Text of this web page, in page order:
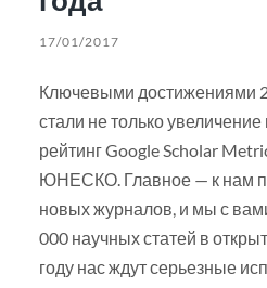
17/01/2017
Ключевыми достижениями
стали не только
рейтинг Google Scholar
ЮНЕСКО. Главное — к нам
новых журналов, и мы с
000 научных статей в
году нас ждут серьезные